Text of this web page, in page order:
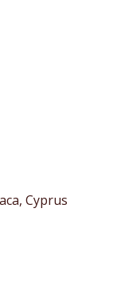
Cyprus